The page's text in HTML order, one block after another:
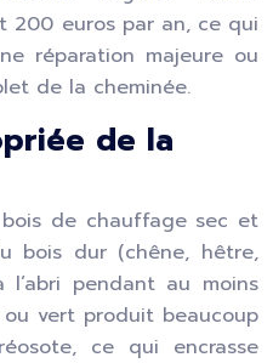
200 euros par an, ce qui
réparation majeure ou
de la cheminée.
de la
de chauffage sec et
bois dur (chêne, hêtre,
pendant au moins
vert produit beaucoup
ce qui encrasse